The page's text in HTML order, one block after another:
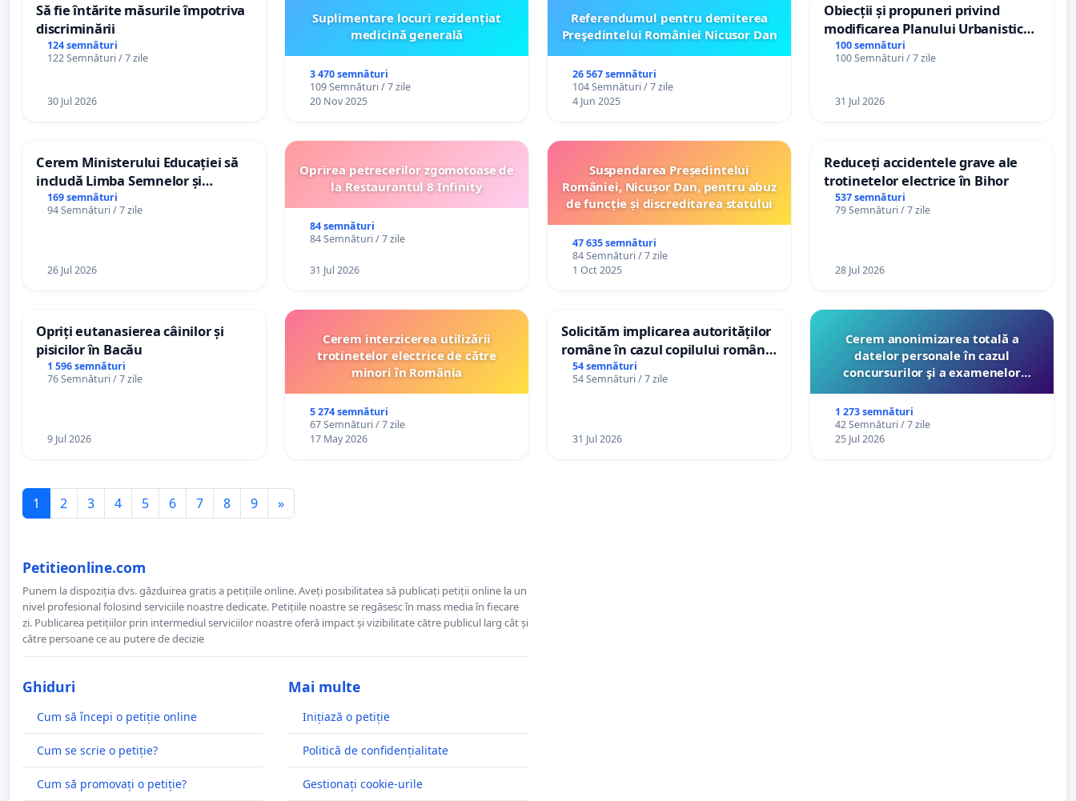
Să fie întărite măsurile împotriva
discriminării
124 semnături
122 Semnături / 7 zile
30 Jul 2026
Suplimentare locuri rezidențiat
medicină generală
3 470 semnături
109 Semnături / 7 zile
20 Nov 2025
Referendumul pentru demiterea
Preşedintelui României Nicusor Dan
26 567 semnături
104 Semnături / 7 zile
4 Jun 2025
Obiecții și propuneri privind
modificarea Planului Urbanistic
General al orașului Ialoveni
100 semnături
100 Semnături / 7 zile
31 Jul 2026
Cerem Ministerului Educației să
includă Limba Semnelor și
alfabetul Braille în școlile din
Republica Moldova!
169 semnături
94 Semnături / 7 zile
26 Jul 2026
Oprirea petrecerilor zgomotoase de
la Restaurantul 8 Infinity
84 semnături
84 Semnături / 7 zile
31 Jul 2026
Suspendarea Președintelui
României, Nicușor Dan, pentru abuz
de funcție și discreditarea statului
47 635 semnături
84 Semnături / 7 zile
1 Oct 2025
Reduceți accidentele grave ale
trotinetelor electrice în Bihor
537 semnături
79 Semnături / 7 zile
28 Jul 2026
Opriți eutanasierea câinilor și
pisicilor în Bacău
1 596 semnături
76 Semnături / 7 zile
9 Jul 2026
Cerem interzicerea utilizării
trotinetelor electrice de către
minori în România
5 274 semnături
67 Semnături / 7 zile
17 May 2026
Solicităm implicarea autorităților
române în cazul copilului român
Wiliam Kristian Gheorghe, aflat în
plasament în Danemarca de 12
54 semnături
54 Semnături / 7 zile
31 Jul 2026
Cerem anonimizarea totală a
datelor personale în cazul
concursurilor şi a examenelor
către Ministerul Educaţiei
1 273 semnături
42 Semnături / 7 zile
25 Jul 2026
1 2 3 4 5 6 7 8 9 »
Petitieonline.com
Punem la dispoziția dvs. găzduirea gratis a petițiile online. Aveți posibilitatea să publicați petiții online la un
nivel profesional folosind serviciile noastre dedicate. Petițiile noastre se regăsesc în mass media în fiecare
zi. Publicarea petițiilor prin intermediul serviciilor noastre oferă impact și vizibilitate către publicul larg cât și
către persoane ce au putere de decizie
Ghiduri
Cum să începi o petiție online
Cum se scrie o petiție?
Cum să promovați o petiție?
Mai multe
Inițiază o petiție
Politică de confidențialitate
Gestionați cookie-urile